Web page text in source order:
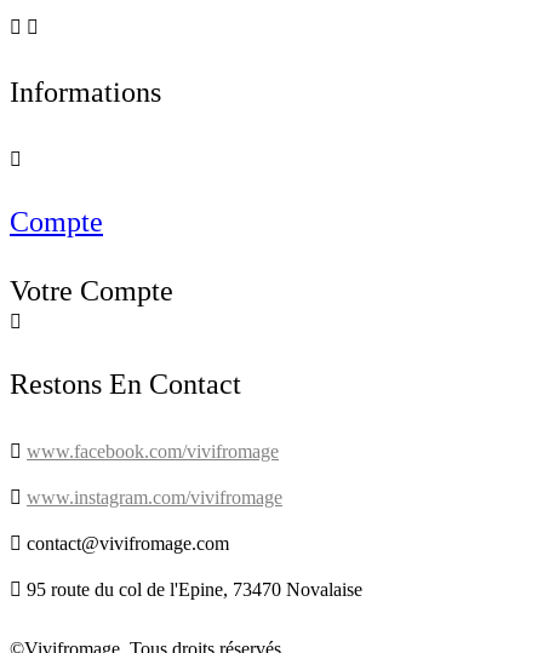
 
Informations

Compte
Votre Compte

Restons En Contact
 www.facebook.com/vivifromage
 www.instagram.com/vivifromage
 contact@vivifromage.com
 95 route du col de l'Epine, 73470 Novalaise